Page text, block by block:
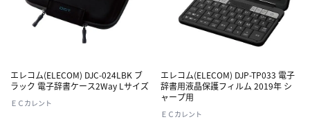
エレコム(ELECOM) DJC-024LBK ブ
ラック 電子辞書ケース2Way Lサイズ
ＥＣカレント
エレコム(ELECOM) DJP-TP033 電子
辞書用液晶保護フィルム 2019年 シ
ャープ用
ＥＣカレント